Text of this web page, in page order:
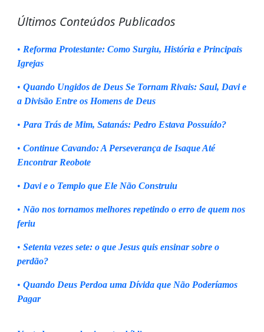
Últimos Conteúdos Publicados
• Reforma Protestante: Como Surgiu, História e Principais
Igrejas
• Quando Ungidos de Deus Se Tornam Rivais: Saul, Davi e
a Divisão Entre os Homens de Deus
• Para Trás de Mim, Satanás: Pedro Estava Possuído?
• Continue Cavando: A Perseverança de Isaque Até
Encontrar Reobote
• Davi e o Templo que Ele Não Construiu
• Não nos tornamos melhores repetindo o erro de quem nos
feriu
• Setenta vezes sete: o que Jesus quis ensinar sobre o
perdão?
• Quando Deus Perdoa uma Dívida que Não Poderíamos
Pagar